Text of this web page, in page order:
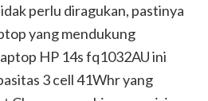
perlu diragukan, pastinya
yang mendukung
HP 14s fq1032AU ini
3 cell 41Whr yang